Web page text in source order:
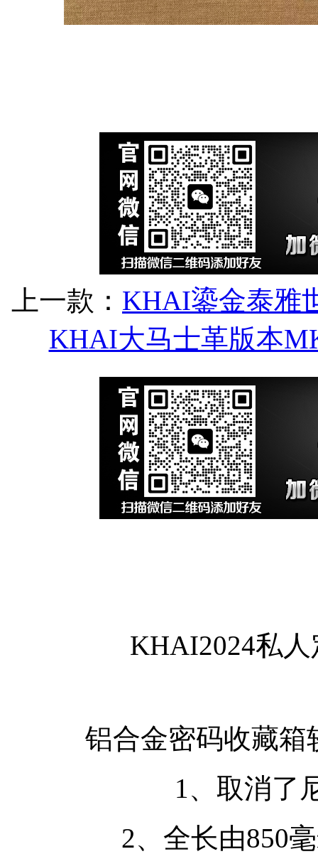
上一款： KHAI鎏金泰雅
KHAI大马士革版本
KHAI2024私
铝合金密码收藏箱
1、取消了
2、全长由850